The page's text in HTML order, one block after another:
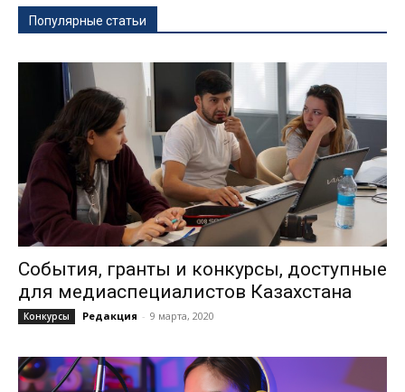
Популярные статьи
События, гранты и конкурсы, доступные
для медиаспециалистов Казахстана
Конкурсы Редакция - 9 марта, 2020